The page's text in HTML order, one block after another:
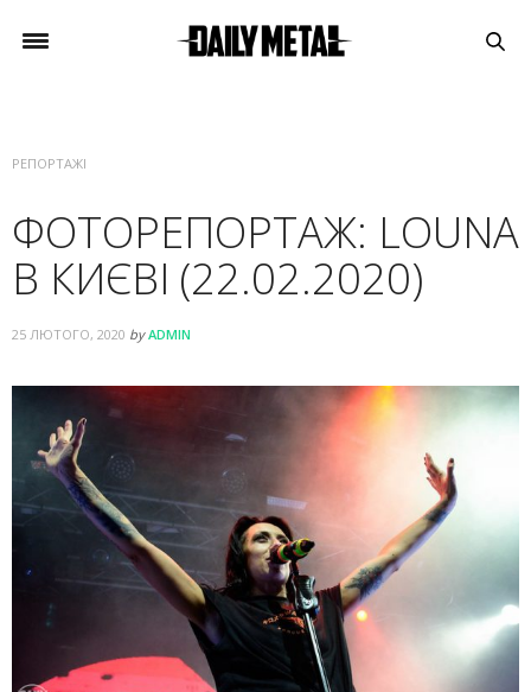
РЕПОРТАЖІ
ФОТОРЕПОРТАЖ: LOUNA
В КИЄВІ (22.02.2020)
25 ЛЮТОГО, 2020 by ADMIN